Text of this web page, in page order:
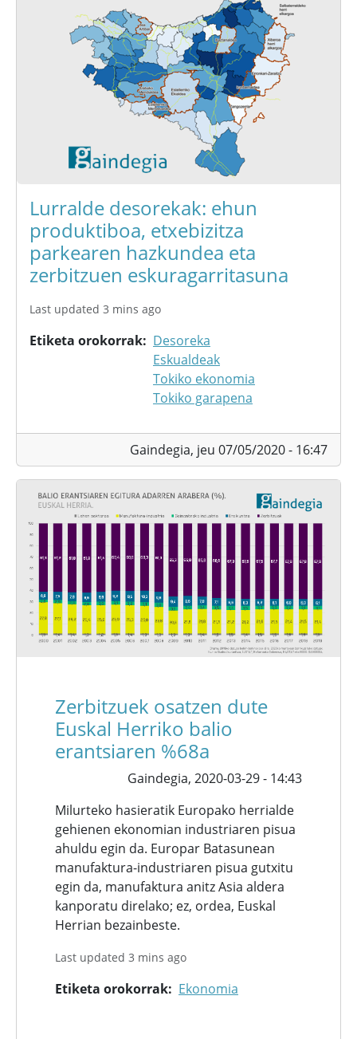
Lurralde desorekak: ehun
produktiboa, etxebizitza
parkearen hazkundea eta
zerbitzuen eskuragarritasuna
Last updated 3 mins ago
Etiketa orokorrak
Desoreka
Eskualdeak
Tokiko ekonomia
Tokiko garapena
Gaindegia, jeu 07/05/2020 - 16:47
Zerbitzuek osatzen dute
Euskal Herriko balio
erantsiaren %68a
Gaindegia, 2020-03-29 - 14:43
Milurteko hasieratik Europako herrialde
gehienen ekonomian industriaren pisua
ahuldu egin da. Europar Batasunean
manufaktura-industriaren pisua gutxitu
egin da, manufaktura anitz Asia aldera
kanporatu direlako; ez, ordea, Euskal
Herrian bezainbeste.
Last updated 3 mins ago
Etiketa orokorrak Ekonomia